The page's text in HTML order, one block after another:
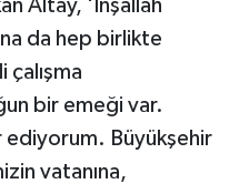
Altay, 'İnşallah
da hep birlikte
bir emeği var.
ediyorum. Büyükşehir
vatanına,